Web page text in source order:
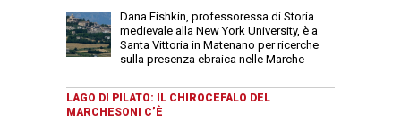
Dana Fishkin, professoressa di Storia
medievale alla New York University, è a
Santa Vittoria in Matenano per ricerche
sulla presenza ebraica nelle Marche
LAGO DI PILATO: IL CHIROCEFALO DEL
MARCHESONI C’È